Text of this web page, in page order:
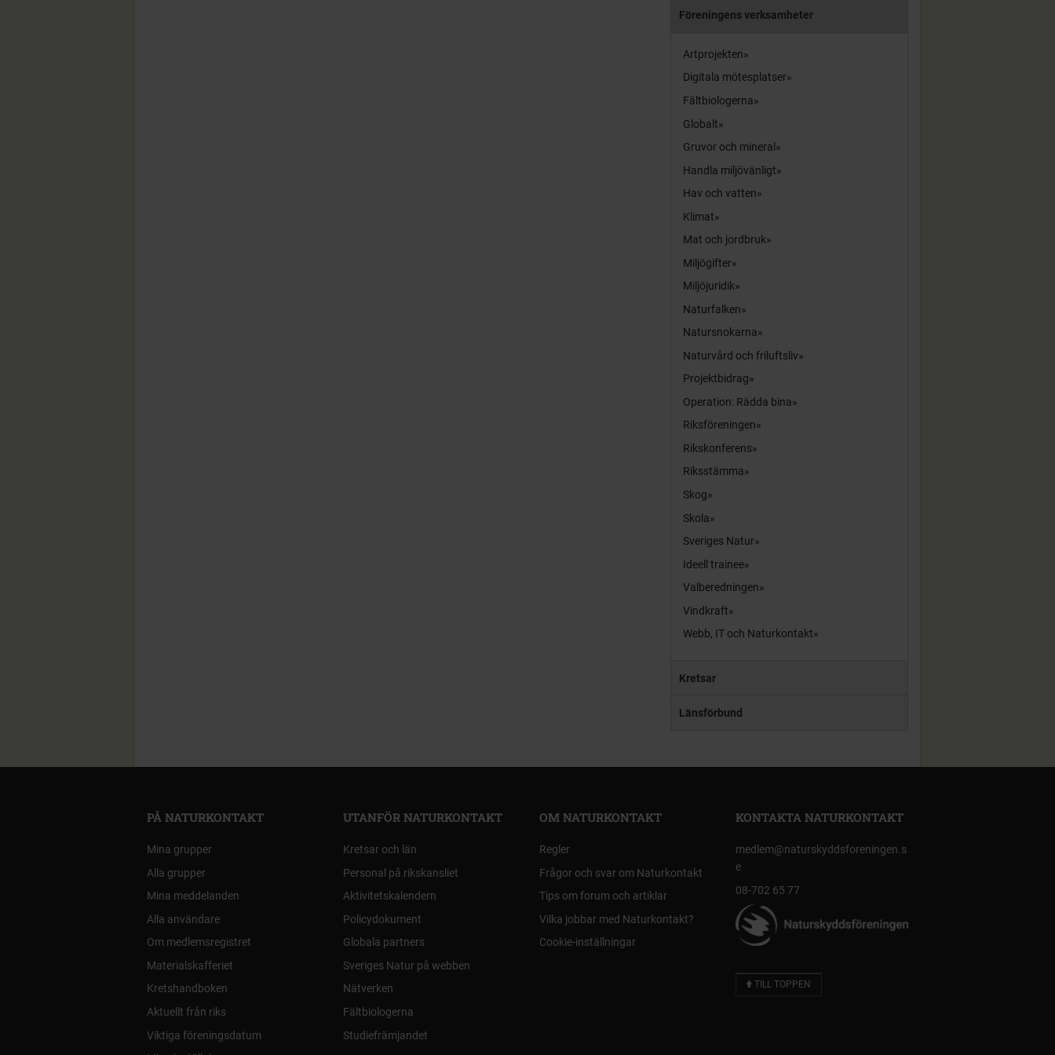
Föreningens verksamheter
Artprojekten
Digitala mötesplatser
Fältbiologerna
Globalt
Gruvor och mineral
Handla miljövänligt
Hav och vatten
Klimat
Mat och jordbruk
Miljögifter
Miljöjuridik
Naturfalken
Natursnokarna
Naturvård och friluftsliv
Projektbidrag
Operation: Rädda bina
Riksföreningen
Rikskonferens
Riksstämma
Skog
Skola
Sveriges Natur
Ideell trainee
Valberedningen
Vindkraft
Webb, IT och Naturkontakt
Kretsar
Länsförbund
PÅ NATURKONTAKT
Mina grupper
Alla grupper
Mina meddelanden
Alla användare
Om medlemsregistret
Materialskafferiet
Kretshandboken
Aktuellt från riks
Viktiga föreningsdatum
UTANFÖR NATURKONTAKT
Kretsar och län
Personal på rikskansliet
Aktivitetskalendern
Policydokument
Globala partners
Sveriges Natur på webben
Nätverken
Fältbiologerna
Studiefrämjandet
OM NATURKONTAKT
Regler
Frågor och svar om Naturkontakt
Tips om forum och artiklar
Vilka jobbar med Naturkontakt?
Cookie-inställningar
KONTAKTA NATURKONTAKT
medlem@naturskyddsforeningen.s
e
08-702 65 77
TILL TOPPEN